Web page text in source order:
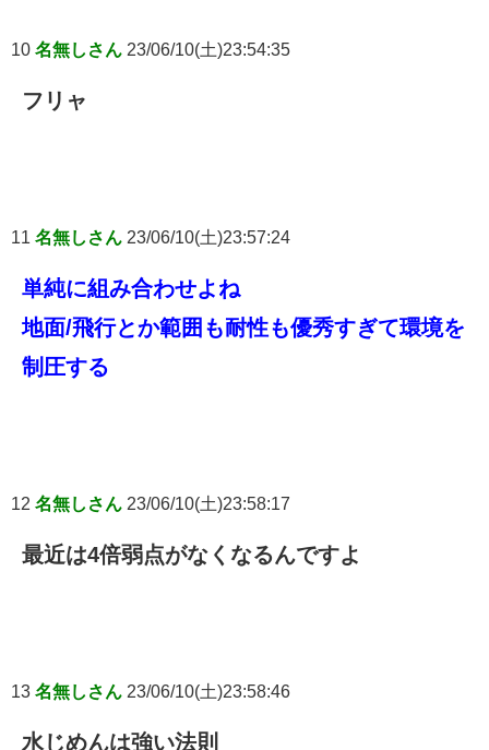
10 名無しさん 23/06/10(土)23:54:35
フリャ
11 名無しさん 23/06/10(土)23:57:24
単純に組み合わせよね
地面/飛行とか範囲も耐性も優秀すぎて環境を
制圧する
12 名無しさん 23/06/10(土)23:58:17
最近は4倍弱点がなくなるんですよ
13 名無しさん 23/06/10(土)23:58:46
水じめんは強い法則